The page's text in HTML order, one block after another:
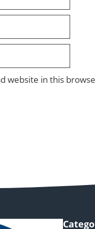
website in this